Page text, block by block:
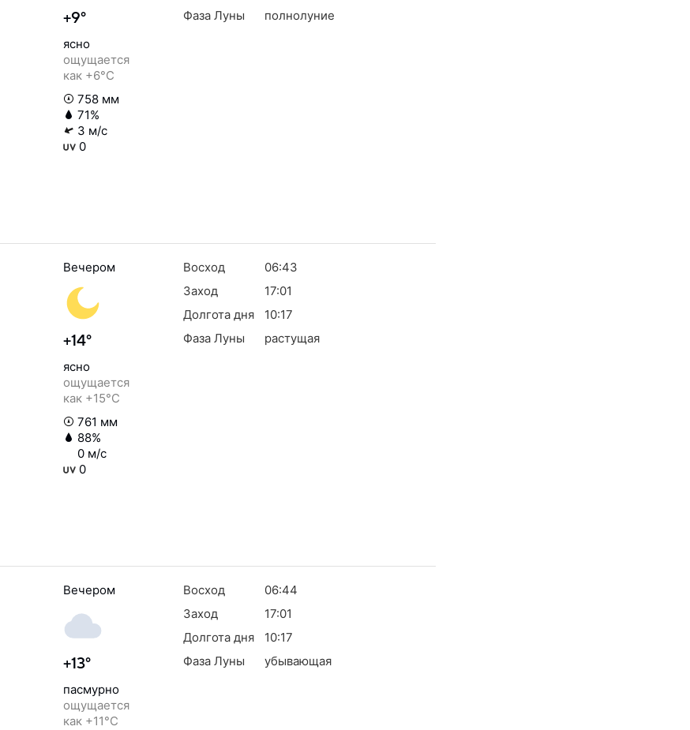
+9°
ясно
ощущается
как +6°C
758 мм
71%
3 м/с
0
Фаза Луны
полнолуние
Вечером
+14°
ясно
ощущается
как +15°C
761 мм
88%
0 м/с
0
Восход
06:43
Заход
17:01
Долгота дня
10:17
Фаза Луны
растущая
Вечером
+13°
пасмурно
ощущается
как +11°C
Восход
06:44
Заход
17:01
Долгота дня
10:17
Фаза Луны
убывающая